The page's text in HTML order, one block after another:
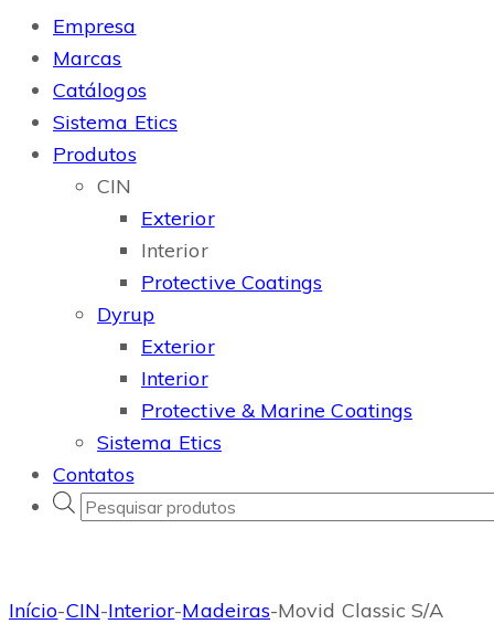
Empresa
Marcas
Catálogos
Sistema Etics
Produtos
CIN
Exterior
Interior
Protective Coatings
Dyrup
Exterior
Interior
Protective & Marine Coatings
Sistema Etics
Contatos
Products
search
Início-CIN-Interior-Madeiras-Movid Classic S/A